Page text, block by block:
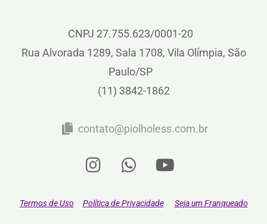
CNPJ 27.755.623/0001-20
Rua Alvorada 1289, Sala 1708, Vila Olímpia, São
Paulo/SP
(11) 3842-1862
contato@piolholess.com.br
Termos de Uso Política de Privacidade Seja um Franqueado